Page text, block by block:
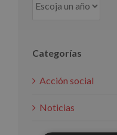
Categorías
Acción social
Noticias